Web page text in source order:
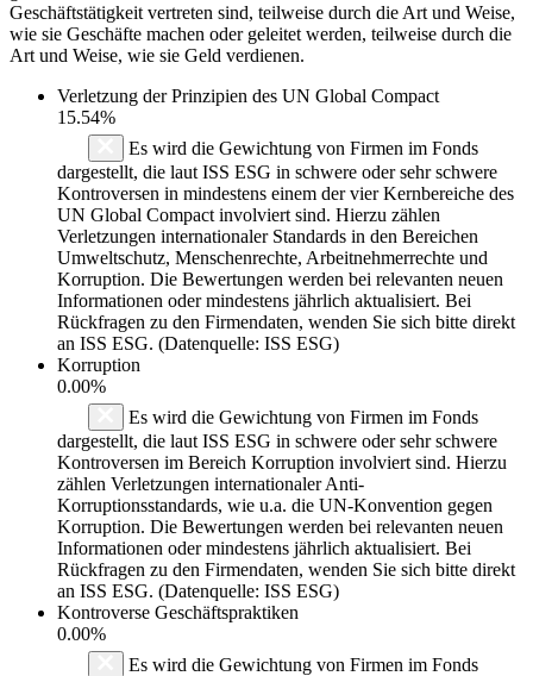
Geschäftstätigkeit vertreten sind, teilweise durch die Art und Weise,
wie sie Geschäfte machen oder geleitet werden, teilweise durch die
Art und Weise, wie sie Geld verdienen.
Verletzung der Prinzipien des UN Global Compact
15.54%
Es wird die Gewichtung von Firmen im Fonds
dargestellt, die laut ISS ESG in schwere oder sehr schwere
Kontroversen in mindestens einem der vier Kernbereiche des
UN Global Compact involviert sind. Hierzu zählen
Verletzungen internationaler Standards in den Bereichen
Umweltschutz, Menschenrechte, Arbeitnehmerrechte und
Korruption. Die Bewertungen werden bei relevanten neuen
Informationen oder mindestens jährlich aktualisiert. Bei
Rückfragen zu den Firmendaten, wenden Sie sich bitte direkt
an ISS ESG. (Datenquelle: ISS ESG)
Korruption
0.00%
Es wird die Gewichtung von Firmen im Fonds
dargestellt, die laut ISS ESG in schwere oder sehr schwere
Kontroversen im Bereich Korruption involviert sind. Hierzu
zählen Verletzungen internationaler Anti-
Korruptionsstandards, wie u.a. die UN-Konvention gegen
Korruption. Die Bewertungen werden bei relevanten neuen
Informationen oder mindestens jährlich aktualisiert. Bei
Rückfragen zu den Firmendaten, wenden Sie sich bitte direkt
an ISS ESG. (Datenquelle: ISS ESG)
Kontroverse Geschäftspraktiken
0.00%
Es wird die Gewichtung von Firmen im Fonds